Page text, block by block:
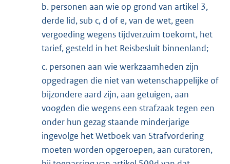
b. personen aan wie op grond van artikel 3,
derde lid, sub c, d of e, van de wet, geen
vergoeding wegens tijdverzuim toekomt, het
tarief, gesteld in het Reisbesluit binnenland;
c. personen aan wie werkzaamheden zijn
opgedragen die niet van wetenschappelijke of
bijzondere aard zijn, aan getuigen, aan
voogden die wegens een strafzaak tegen een
onder hun gezag staande minderjarige
ingevolge het Wetboek van Strafvordering
moeten worden opgeroepen, aan curatoren,